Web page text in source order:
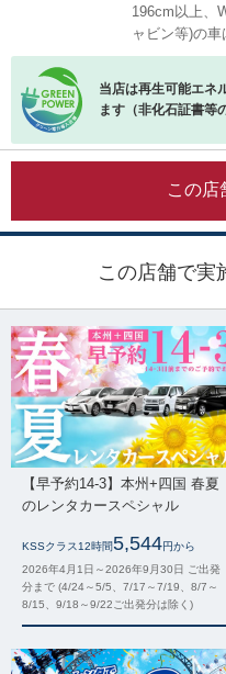
196cm以上、
ャビン等)の車
当店は再生可能エネ
ます（非化石証書等
この店
この店舗で実
【早予約14-3】本州+四国 春夏
のレンタカースペシャル
KSSクラス12時間5,544円から
2026年4月1日～2026年9月30日 ご出発
分まで (4/24～5/5、7/17～7/19、8/7～
8/15、9/18～9/22ご出発分は除く)